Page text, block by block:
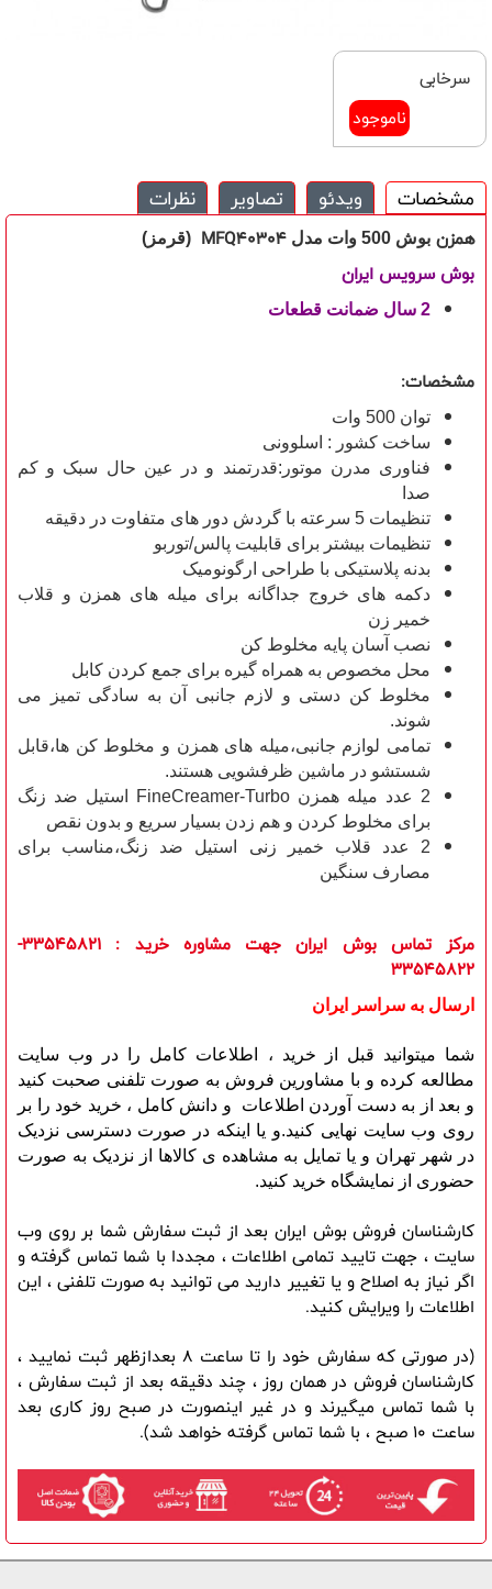
سرخابی
ناموجود
مشخصات ویدئو تصاویر نظرات
همزن بوش 500 وات مدل MFQ40304 (قرمز)
بوش سرویس ایران
2 سال ضمانت قطعات
مشخصات:
توان 500 وات
ساخت کشور : اسلوونی
فناوری مدرن موتور:قدرتمند و در عین حال سبک و کم
صدا
تنظیمات 5 سرعته با گردش دور های متفاوت در دقیقه
تنظیمات بیشتر برای قابلیت پالس/توربو
بدنه پلاستیکی با طراحی ارگونومیک
دکمه های خروج جداگانه برای میله های همزن و قلاب
خمیر زن
نصب آسان پایه مخلوط کن
محل مخصوص به همراه گیره برای جمع کردن کابل
مخلوط کن دستی و لازم جانبی آن به سادگی تمیز می
شوند.
تمامی لوازم جانبی،میله های همزن و مخلوط کن ها،قابل
شستشو در ماشین ظرفشویی هستند.
2 عدد میله همزن FineCreamer-Turbo استیل ضد زنگ
برای مخلوط کردن و هم زدن بسیار سریع و بدون نقص
2 عدد قلاب خمیر زنی استیل ضد زنگ،مناسب برای
مصارف سنگین
مرکز تماس بوش ایران جهت مشاوره خرید
: 33545821-
33545822
ارسال به سراسر ایران
شما میتوانید قبل از خرید ، اطلاعات کامل را در وب سایت
مطالعه کرده و با مشاورین فروش به صورت تلفنی صحبت کنید
و بعد از به دست آوردن اطلاعات و دانش کامل ، خرید خود را بر
روی وب سایت نهایی کنید.و یا اینکه در صورت دسترسی نزدیک
در شهر تهران و یا تمایل به مشاهده ی کالاها از نزدیک به صورت
حضوری از نمایشگاه خرید کنید.
کارشناسان فروش بوش ایران بعد از ثبت سفارش شما بر روی وب
سایت ، جهت تایید تمامی اطلاعات ، مجددا با شما تماس گرفته و
اگر نیاز به اصلاح و یا تغییر دارید می توانید به صورت تلفنی ، این
اطلاعات را ویرایش کنید.
(در صورتی که سفارش خود را تا ساعت 8 بعدازظهر ثبت نمایید ،
کارشناسان فروش در همان روز ، چند دقیقه بعد از ثبت سفارش ،
با شما تماس میگیرند و در غیر اینصورت در صبح روز کاری بعد
ساعت 10 صبح ، با شما تماس گرفته خواهد شد).